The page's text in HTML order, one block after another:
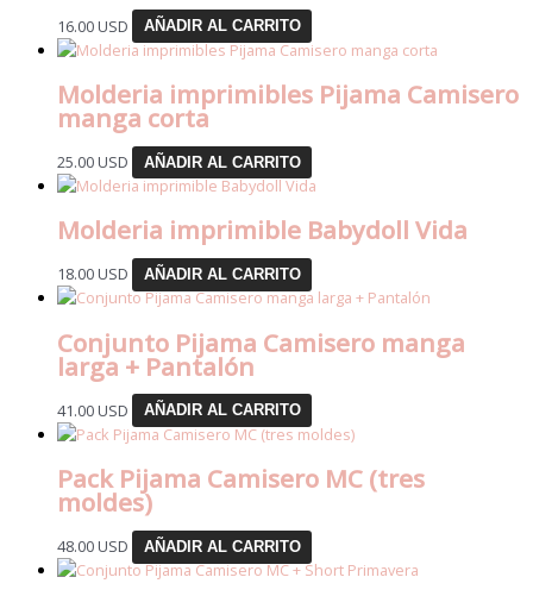
16.00 USD AÑADIR AL CARRITO
Molderia imprimibles Pijama Camisero
manga corta
25.00 USD AÑADIR AL CARRITO
Molderia imprimible Babydoll Vida
18.00 USD AÑADIR AL CARRITO
Conjunto Pijama Camisero manga
larga + Pantalón
41.00 USD AÑADIR AL CARRITO
Pack Pijama Camisero MC (tres
moldes)
48.00 USD AÑADIR AL CARRITO